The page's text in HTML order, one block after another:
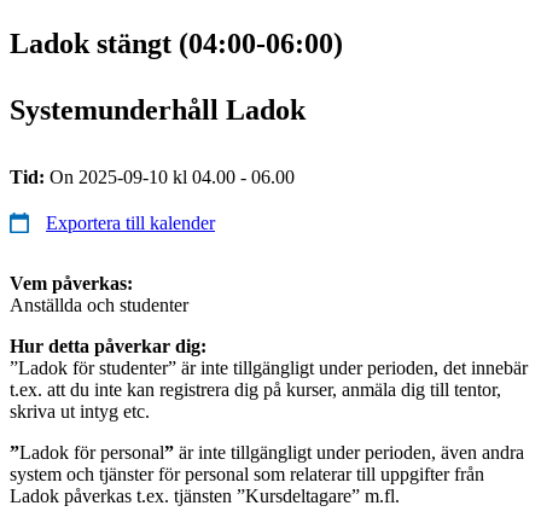
Ladok stängt (04:00-06:00)
Systemunderhåll Ladok
Tid: On 2025-09-10 kl 04.00 - 06.00
Exportera till kalender
Vem påverkas:
Anställda och studenter
Hur detta påverkar dig:
”Ladok för studenter” är inte tillgängligt under perioden, det innebär
t.ex. att du inte kan registrera dig på kurser, anmäla dig till tentor,
skriva ut intyg etc.
”Ladok för personal” är inte tillgängligt under perioden, även andra
system och tjänster för personal som relaterar till uppgifter från
Ladok påverkas t.ex. tjänsten ”Kursdeltagare” m.fl.